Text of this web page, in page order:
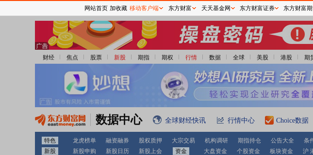
财经 焦点 股票 新股 期指 期权 行情 数据 全球 美股 港股 期
数据中心 全球财经快讯 行情中心 Choice数据
特色 龙虎榜单 融资融券 股权质押 大宗交易 机构调研 期指持仓 公告大全 条
新股
新股申购 新股日历 新股上会 资金 大盘资金 个股资金 板块资金 沪
网站首页 加收藏 移动客户端 东方财富 天天基金网 东方财富证券 东方财富